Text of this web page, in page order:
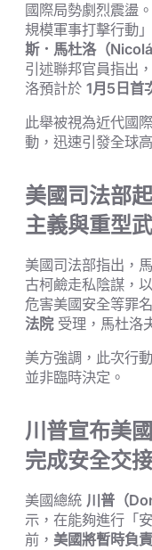
國際局勢劇烈震盪
規模軍事打擊行動
斯．馬杜洛（
引述聯邦官員指出
洛預計於 1月5日首
此舉被視為近代國
動，迅速引發全球
美國司法部
主義與重型
美國司法部指出，
古柯鹼走私陰謀，
危害美國安全等罪
法院受理，馬杜洛
美方強調，此次行
並非臨時決定。
川普宣布美
完成安全交接
美國總統 川普（
示，在能夠進行「
前， 美國將暫時負